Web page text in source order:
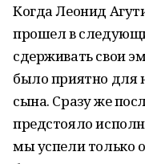
Когда Леонид
прошел в
сдерживать свои
было приятно для
сына. Сразу же
предстояло
мы успели только